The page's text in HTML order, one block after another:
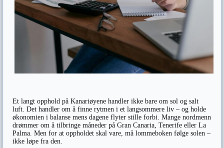
Et langt opphold på Kanariøyene handler ikke bare om sol og salt
luft. Det handler om å finne rytmen i et langsommere liv – og holde
økonomien i balanse mens dagene flyter stille forbi. Mange nordmenn
drømmer om å tilbringe måneder på Gran Canaria, Tenerife eller La
Palma. Men for at oppholdet skal vare, må lommeboken følge solen –
ikke løpe fra den.